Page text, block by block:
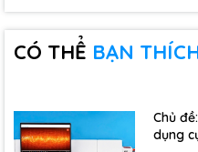
CÓ THỂ BẠN
Chủ
dụng